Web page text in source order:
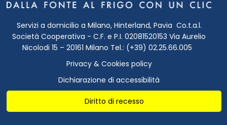
Servizi a domicilio a Milano, Hinterland, Pavia Co.t.a.l.
Società Cooperativa - C.F. e P.I. 02081520153 Via Aurelio
Nicolodi 15 – 20161 Milano Tel.: (+39) 02.25.66.005
Privacy & Cookies policy
Dichiarazione di accessibilità
Diritto di recesso